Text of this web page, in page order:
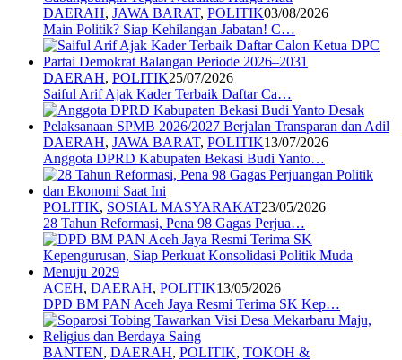
DAERAH, JAWA BARAT, POLITIK03/08/2026
Main Politik? Siap Kehilangan Jabatan! C…
DAERAH, POLITIK25/07/2026
Saiful Arif Ajak Kader Terbaik Daftar Ca…
DAERAH, JAWA BARAT, POLITIK13/07/2026
Anggota DPRD Kabupaten Bekasi Budi Yanto…
POLITIK, SOSIAL MASYARAKAT23/05/2026
28 Tahun Reformasi, Pena 98 Gagas Perjua…
ACEH, DAERAH, POLITIK13/05/2026
DPD BM PAN Aceh Jaya Resmi Terima SK Kep…
BANTEN, DAERAH, POLITIK, TOKOH &